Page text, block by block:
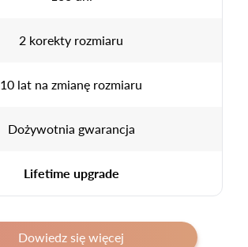
2 korekty rozmiaru
10 lat na zmianę rozmiaru
Dożywotnia gwarancja
Lifetime upgrade
Dowiedz się więcej